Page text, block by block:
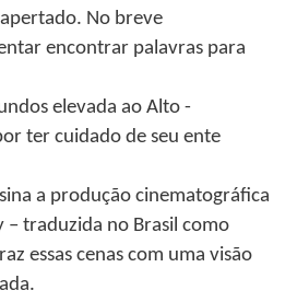
No breve
encontrar palavras para
elevada ao Alto -
ter cuidado de seu ente
a produção cinematográfica
– traduzida no Brasil como
essas cenas com uma visão